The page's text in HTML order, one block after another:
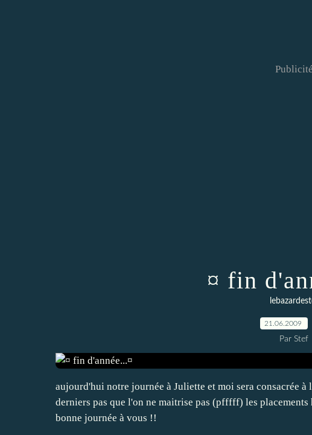
Publicité
¤ fin
21.06.2009
Par Stef
aujourd'hui notre journée à Juliette et moi sera consacrée
derniers pas que l'on ne maitrise pas (pfffff) les
bonne journée à vous !!